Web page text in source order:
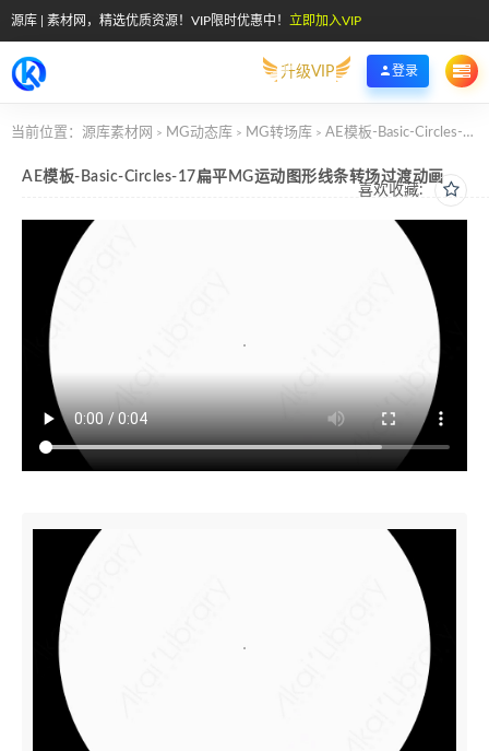
源库 | 素材网，精选优质资源！VIP限时优惠中！ 立即加入VIP
升级VIP 登录
当前位置： 源库素材网 > MG动态库 > MG转场库 > AE模板-Basic-Circles-17扁平MG运动图形线条转场过渡动画
喜欢收藏:
AE模板-Basic-Circles-17扁平MG运动图形线条转场过渡动画